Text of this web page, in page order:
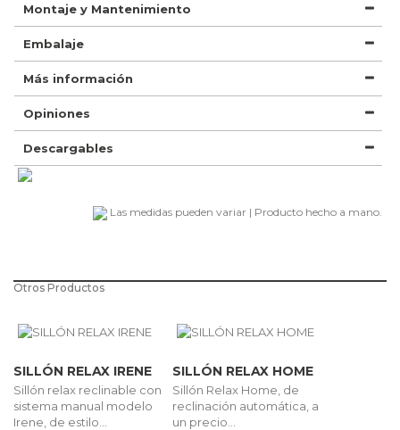
Montaje y Mantenimiento
Embalaje
Más información
Opiniones
Descargables
Las medidas pueden variar | Producto hecho a mano.
Otros Productos
SILLÓN RELAX IRENE
Sillón relax reclinable con
sistema manual modelo
Irene, de estilo...
SILLÓN RELAX HOME
Sillón Relax Home, de
reclinación automática, a
un precio...